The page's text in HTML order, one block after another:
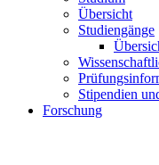
Übersicht
Studiengänge
Stipendien
Forschung